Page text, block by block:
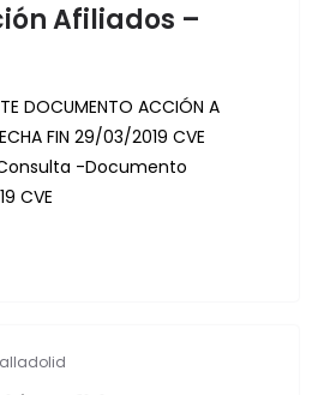
Afiliados –
DOCUMENTO ACCIÓN A
FIN 29/03/2019 CVE
-Documento
CVE